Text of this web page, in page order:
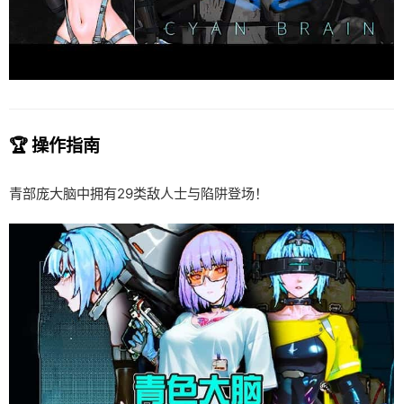
🏆 操作指南
青部庞大脑中拥有29类敌人士与陷阱登场！